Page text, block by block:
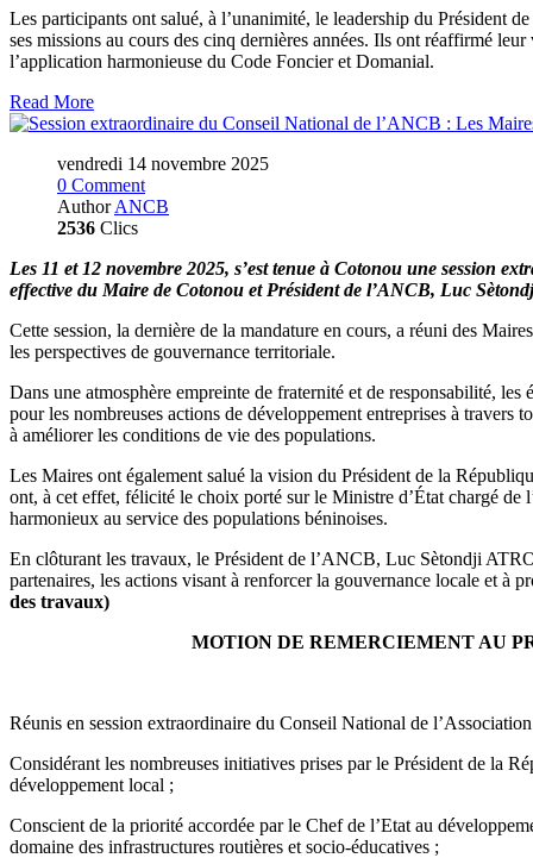
Les participants ont salué, à l’unanimité, le leadership du
ses missions au cours des cinq dernières années. Ils ont réaffirmé
l’application harmonieuse du Code Foncier et Domanial.
Read More
vendredi 14 novembre 2025
0 Comment
AuthorANCB
2536 Clics
Les 11 et 12 novembre 2025, s’est tenue à Cotonou une session
effective du Maire de Cotonou et Président de l’ANCB, Luc
Cette session, la dernière de la mandature en cours, a réuni des
les perspectives de gouvernance territoriale.
Dans une atmosphère empreinte de fraternité et de responsabilité,
pour les nombreuses actions de développement entreprises à
à améliorer les conditions de vie des populations.
Les Maires ont également salué la vision du Président de la
ont, à cet effet, félicité le choix porté sur le Ministre d’État chargé
harmonieux au service des populations béninoises.
En clôturant les travaux, le Président de l’ANCB, Luc Sètondji
partenaires, les actions visant à renforcer la gouvernance locale et
des travaux)
MOTION DE REMERCIEMENT AU
Réunis en session extraordinaire du Conseil National de
Considérant les nombreuses initiatives prises par le Président de la
développement local ;
Conscient de la priorité accordée par le Chef de l’Etat au
domaine des infrastructures routières et socio-éducatives ;